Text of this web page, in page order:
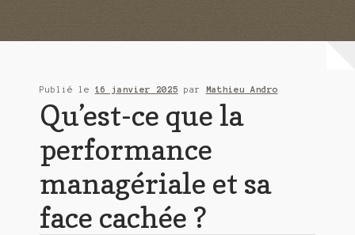
Publié le 16 janvier 2025 par Mathieu Andro
Qu’est-ce que la
performance
managériale et sa
face cachée ?